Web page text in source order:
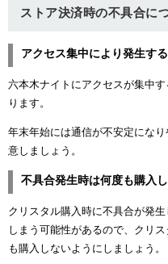
ストア決済時の不具合に
アクセス集中により発生する
六本木ナイトにアクセスが集中
ります。
年末年始には通信が不安定にな
意しましょう。
不具合発生時は何度も購入
クリスタル購入時に不具合が発
しまう可能性があるので、クリ
も購入しないようにしましょう。